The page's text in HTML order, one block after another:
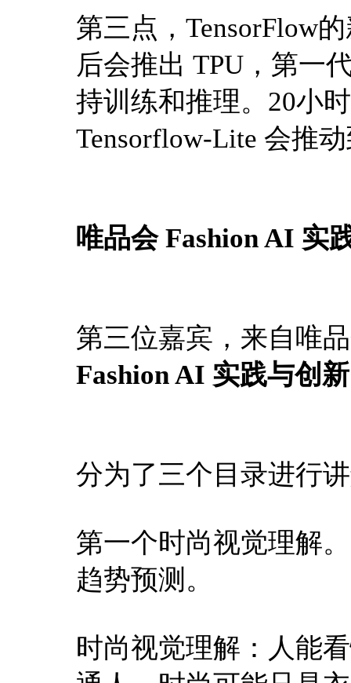
第三点，TensorFlow
后会推出 TPU，第一
持训练和推理。20小
Tensorflow-Lite 会推
唯品会 Fashion AI 实
第三位嘉宾，来自唯
Fashion AI 实践与创新
分为了三个目录进行
第一个时尚视觉理解
趋势预测。
时尚视觉理解：人能